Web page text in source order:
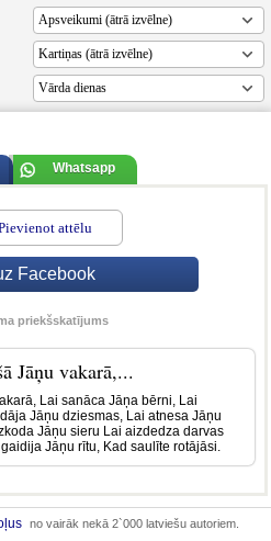
Vārda dienas
Whatsapp
attēlu
Facebook
priekšskatījums
Jāņu vakarā,...
Lai sanāca Jāņa bērni, Lai
Jāņu dziesmas, Lai atnesa Jāņu
Jāņu sieru Lai aizdedza darvas
Jāņu rītu, Kad saulīte rotājāsi.
no vairāk nekā 2`000 latviešu autoriem.